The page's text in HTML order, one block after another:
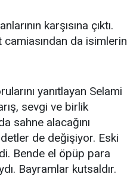
karşısına çıktı.
da isimlerin
yanıtlayan Selami
sevgi ve birlik
sahne alacağını
de değişiyor. Eski
Bende el öpüp para
Bayramlar kutsaldır.